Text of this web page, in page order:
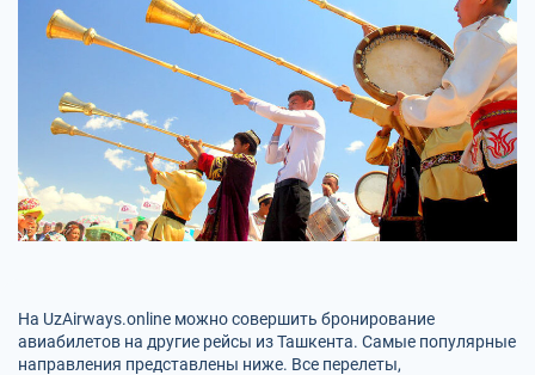
На UzAirways.online можно совершить бронирование
авиабилетов на другие рейсы из Ташкента. Самые популярные
направления представлены ниже. Все перелеты,